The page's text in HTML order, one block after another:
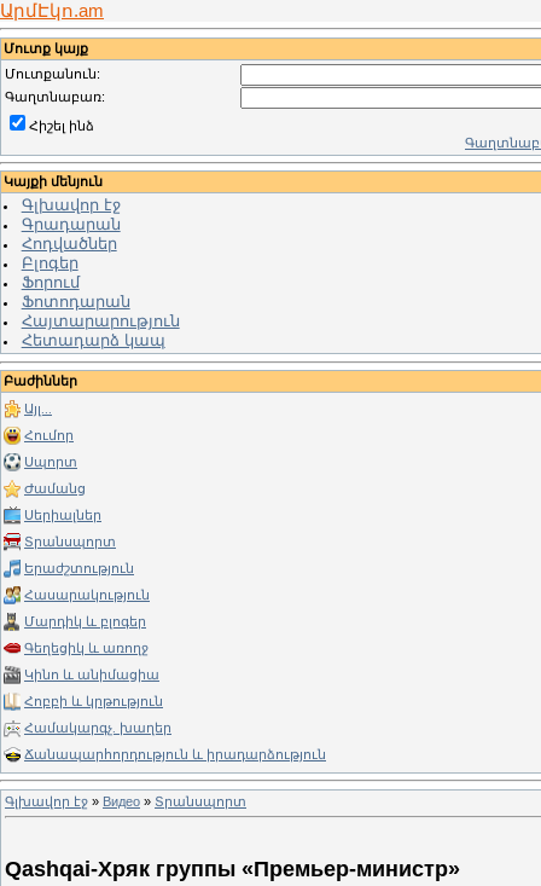
ԱրմԷկո.am
Մուտք կայք
Մուտքանուն:
Գաղտնաբառ:
Հիշել ինձ
Կայքի մենյուն
Գլխավոր էջ
Գրադարան
Հոդվածներ
Բլոգեր
Ֆորում
Ֆոտոդարան
Հայտարարություն
Հետադարձ կապ
Բաժիններ
Այլ...
Հումոր
Սպորտ
Ժամանց
Սերիալներ
Տրանսպորտ
Երաժշտություն
Հասարակություն
Մարդիկ և բլոգեր
Գեղեցիկ և առողջ
Կինո և անիմացիա
Հոբբի և կրթություն
Համակարգչ. խաղեր
Ճանապարհորդություն և իրադարձություն
Գլխավոր էջ » Видео » Տրանսպորտ
Qashqai-Хряк группы «Премьер-министр»